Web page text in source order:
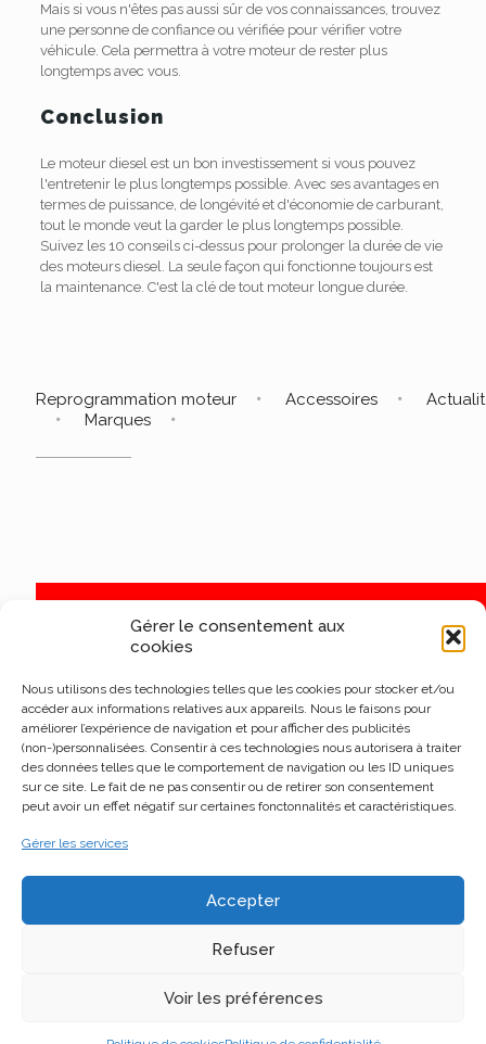
Gérer le consentement aux
cookies
Nous utilisons des technologies telles que les cookies pour stocker et/ou
accéder aux informations relatives aux appareils. Nous le faisons pour
améliorer l’expérience de navigation et pour afficher des publicités
(non-)personnalisées. Consentir à ces technologies nous autorisera à traiter
des données telles que le comportement de navigation ou les ID uniques
sur ce site. Le fait de ne pas consentir ou de retirer son consentement
peut avoir un effet négatif sur certaines fonctonnalités et caractéristiques.
Gérer les services
Accepter
Refuser
Voir les préférences
Mais si vous n'êtes pas aussi sûr de vos connaissances, trouvez
une personne de confiance ou vérifiée pour vérifier votre
véhicule. Cela permettra à votre moteur de rester plus
longtemps avec vous.
Conclusion
Le moteur diesel est un bon investissement si vous pouvez
l'entretenir le plus longtemps possible. Avec ses avantages en
termes de puissance, de longévité et d'économie de carburant,
tout le monde veut la garder le plus longtemps possible.
Suivez les 10 conseils ci-dessus pour prolonger la durée de vie
des moteurs diesel. La seule façon qui fonctionne toujours est
la maintenance. C'est la clé de tout moteur longue durée.
Reprogrammation moteur Accessoires
Marques